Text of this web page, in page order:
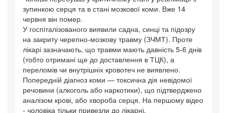
зупинкою серця та в стані мозкової коми. Вже 14
червня він помер.
У госпіталізованого виявили садна, синці та підозру
на закриту черепно-мозкову травму (ЗЧМТ). Проте
лікарі зазначають, що травми мають давність 5-6 днів
(тобто отримані ще до доставлення в ТЦК), а
переломів чи внутрішніх кровотеч не виявлено.
Попередній діагноз коми — токсична дія невідомої
речовини (алкоголь або наркотики), що підтверджено
аналізом крові, або хвороба серця. На першому відео
- чоловіка тільки привезли до лікарні.